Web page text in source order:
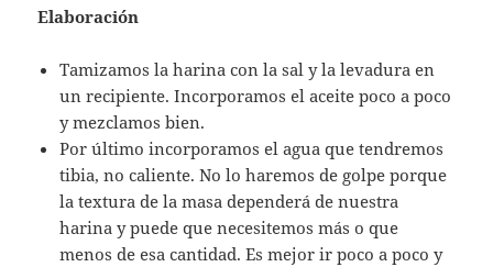
Elaboración
Tamizamos la harina con la sal y la levadura en
un recipiente. Incorporamos el aceite poco a poco
y mezclamos bien.
Por último incorporamos el agua que tendremos
tibia, no caliente. No lo haremos de golpe porque
la textura de la masa dependerá de nuestra
harina y puede que necesitemos más o que
menos de esa cantidad. Es mejor ir poco a poco y